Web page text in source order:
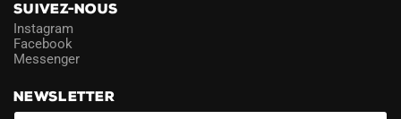
SUIVEZ-NOUS
Instagram
Facebook
Messenger
NEWSLETTER